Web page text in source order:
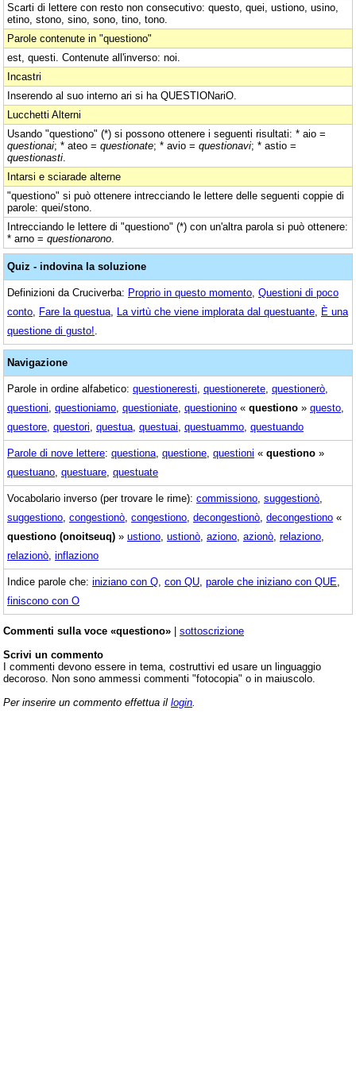
Scarti di lettere con resto non consecutivo: questo, quei, ustiono, usino,
etino, stono, sino, sono, tino, tono.
Parole contenute in "questiono"
est, questi. Contenute all'inverso: noi.
Incastri
Inserendo al suo interno ari si ha QUESTIONariO.
Lucchetti Alterni
Usando "questiono" (*) si possono ottenere i seguenti risultati: * aio =
questionai; * ateo = questionate; * avio = questionavi; * astio =
questionasti
Intarsi e sciarade alterne
"questiono" si può ottenere intrecciando le lettere delle seguenti coppie di
parole: quei/stono.
Intrecciando le lettere di "questiono" (*) con un'altra parola si può ottenere:
* arno = questionarono
Quiz - indovina la soluzione
Definizioni da Cruciverba: Proprio in questo momento Questioni di poco
conto Fare la questua La virtù che viene implorata dal questuante È una
questione di gusto!
Navigazione
Parole in ordine alfabetico: questioneresti questionerete questionerò
questioni questioniamo questioniate questionino « questiono » questo
questore questori questua questuai questuammo questuando
Parole di nove lettere: questiona questione questioni « questiono »
questuano questuare questuate
Vocabolario inverso (per trovare le rime): commissiono suggestionò
suggestiono congestionò congestiono decongestionò decongestiono «
questiono (onoitseuq) » ustiono ustionò aziono azionò relaziono
relazionò inflaziono
Indice parole che: iniziano con Q con QU parole che iniziano con QUE
finiscono con O
Commenti sulla voce «questiono» | sottoscrizione
Scrivi un commento
I commenti devono essere in tema, costruttivi ed usare un linguaggio
decoroso. Non sono ammessi commenti "fotocopia" o in maiuscolo.
Per inserire un commento effettua il login